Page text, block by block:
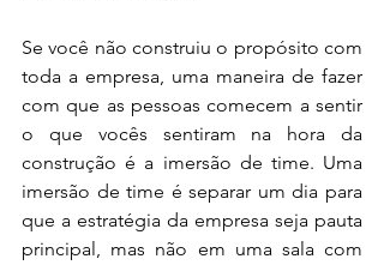
Se você não construiu o propósito com
toda a empresa, uma maneira de fazer
com que as pessoas comecem a sentir
o que vocês sentiram na hora da
construção é a imersão de time. Uma
imersão de time é separar um dia para
que a estratégia da empresa seja pauta
principal, mas não em uma sala com